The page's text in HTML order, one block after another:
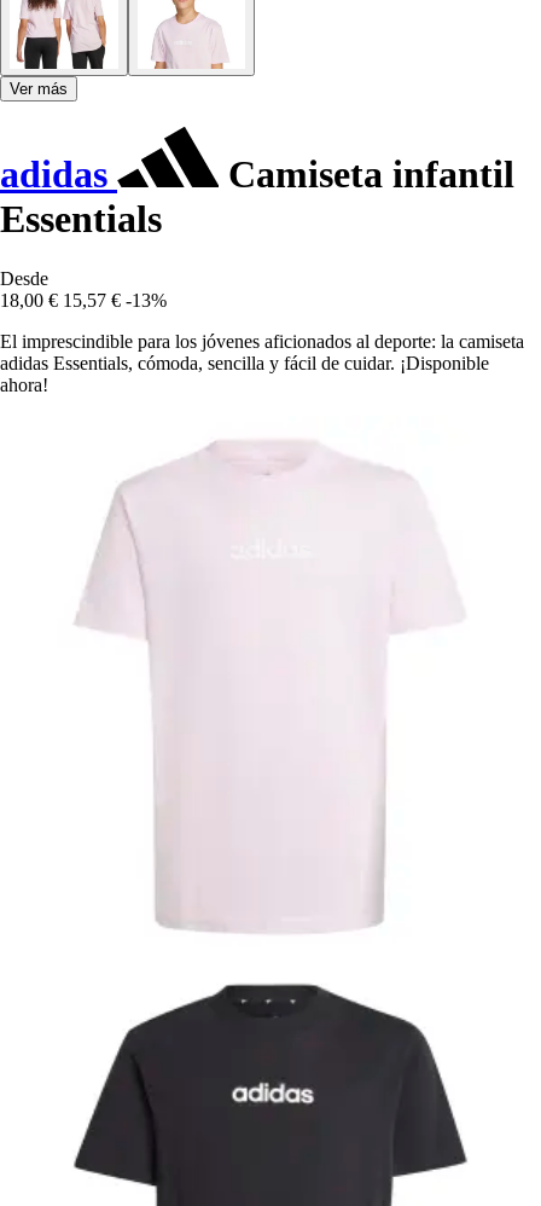
Ver más
adidas
Camiseta infantil
Essentials
Desde
18,00 € 15,57 € -13%
El imprescindible para los jóvenes aficionados al deporte: la camiseta
adidas Essentials, cómoda, sencilla y fácil de cuidar. ¡Disponible
ahora!